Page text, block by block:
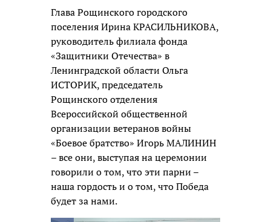
Глава Рощинского городского
поселения Ирина КРАСИЛЬНИКОВА,
руководитель филиала фонда
«Защитники Отечества» в
Ленинградской области Ольга
ИСТОРИК, председатель
Рощинского отделения
Всероссийской общественной
организации ветеранов войны
«Боевое братство» Игорь МАЛИНИН
– все они, выступая на церемонии
говорили о том, что эти парни –
наша гордость и о том, что Победа
будет за нами.